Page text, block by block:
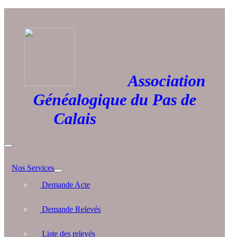
Association
Généalogique du Pas de
Calais
Nos Services
Demande Acte
Demande Relevés
Liste des relevés